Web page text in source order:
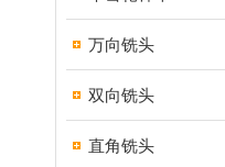
万向铣头
双向铣头
直角铣头